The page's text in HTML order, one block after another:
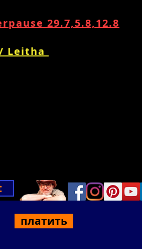
29.7,5.8,12.8
Leitha
платить